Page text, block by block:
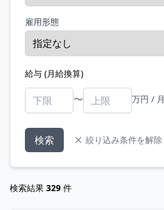
雇用形態
給与 (月給換算)
〜 万円 / 月
検索 絞り込み条件を解除
検索結果 329 件